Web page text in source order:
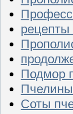
рецепты
Подмор
Соты